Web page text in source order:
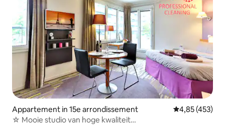
Appartement in 15e arrondissement Gemiddelde
4,85 (453)
☆ Mooie studio van hoge kwaliteit